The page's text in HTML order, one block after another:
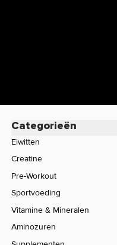
Categorieën
Eiwitten
Creatine
Pre-Workout
Sportvoeding
Vitamine & Mineralen
Aminozuren